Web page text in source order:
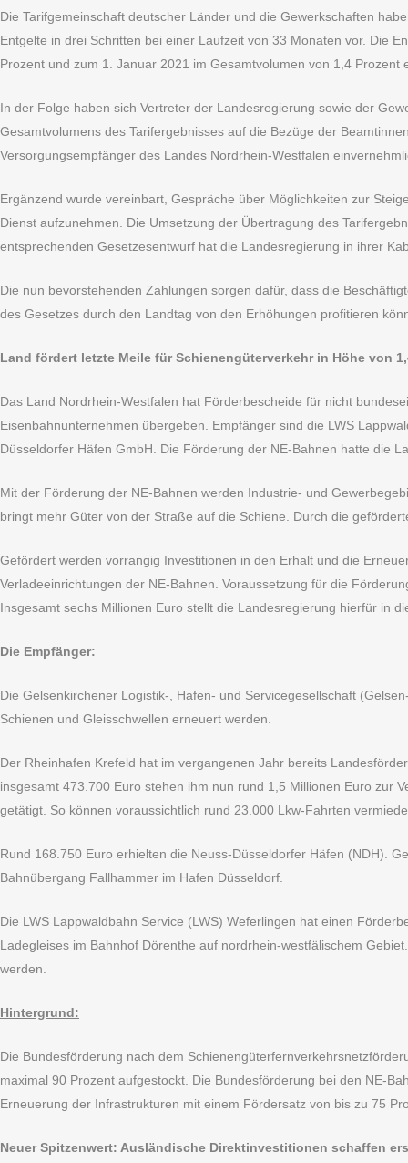
Die Tarifgemeinschaft deutscher Länder und die Gewerkschaften
Entgelte in drei Schritten bei einer Laufzeit von 33 Monaten vor. Die
Prozent und zum 1. Januar 2021 im Gesamtvolumen von 1,4
In der Folge haben sich Vertreter der Landesregierung sowie der
Gesamtvolumens des Tarifergebnisses auf die Bezüge der
Versorgungsempfänger des Landes Nordrhein-Westfalen
Ergänzend wurde vereinbart, Gespräche über Möglichkeiten zur
Dienst aufzunehmen. Die Umsetzung der Übertragung des
entsprechenden Gesetzesentwurf hat die Landesregierung in ihrer
Die nun bevorstehenden Zahlungen sorgen dafür, dass die
des Gesetzes durch den Landtag von den Erhöhungen profitieren
Land fördert letzte Meile für Schienengüterverkehr in Höhe von
Das Land Nordrhein-Westfalen hat Förderbescheide für nicht
Eisenbahnunternehmen übergeben. Empfänger sind die LWS
Düsseldorfer Häfen GmbH. Die Förderung der NE-Bahnen hatte die
Mit der Förderung der NE-Bahnen werden Industrie- und
bringt mehr Güter von der Straße auf die Schiene. Durch die
Gefördert werden vorrangig Investitionen in den Erhalt und die
Verladeeinrichtungen der NE-Bahnen. Voraussetzung für die
Insgesamt sechs Millionen Euro stellt die Landesregierung hierfür in
Die Empfänger:
Die Gelsenkirchener Logistik-, Hafen- und Servicegesellschaft
Schienen und Gleisschwellen erneuert werden.
Der Rheinhafen Krefeld hat im vergangenen Jahr bereits
insgesamt 473.700 Euro stehen ihm nun rund 1,5 Millionen Euro zur
getätigt. So können voraussichtlich rund 23.000 Lkw-Fahrten
Rund 168.750 Euro erhielten die Neuss-Düsseldorfer Häfen (NDH).
Bahnübergang Fallhammer im Hafen Düsseldorf.
Die LWS Lappwaldbahn Service (LWS) Weferlingen hat einen
Ladegleises im Bahnhof Dörenthe auf nordrhein-westfälischem
werden.
Hintergrund:
Die Bundesförderung nach dem
maximal 90 Prozent aufgestockt. Die Bundesförderung bei den NE-
Erneuerung der Infrastrukturen mit einem Fördersatz von bis zu 75
Neuer Spitzenwert: Ausländische Direktinvestitionen schaffen